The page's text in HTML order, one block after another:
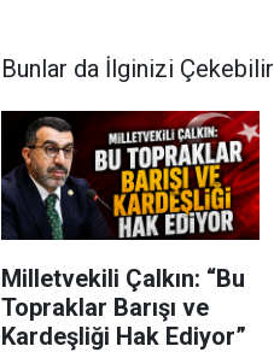
Bunlar da İlginizi Çekebilir
Milletvekili Çalkın: “Bu
Topraklar Barışı ve
Kardeşliği Hak Ediyor”